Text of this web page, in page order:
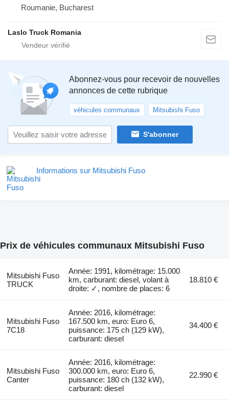
Roumanie, Bucharest
Laslo Truck Romania
Abonnez-vous pour recevoir de nouvelles
annonces de cette rubrique
véhicules communaux Mitsubishi Fuso
S'abonner
Informations sur Mitsubishi Fuso
Prix de véhicules communaux Mitsubishi Fuso
Mitsubishi Fuso
TRUCK
Année: 1991, kilométrage: 15.000
km, carburant: diesel, volant à
droite: ✓, nombre de places: 6
18.810 €
Mitsubishi Fuso
7C18
Année: 2016, kilométrage:
167.500 km, euro: Euro 6,
puissance: 175 ch (129 kW),
carburant: diesel
34.400 €
Mitsubishi Fuso
Canter
Année: 2016, kilométrage:
300.000 km, euro: Euro 6,
puissance: 180 ch (132 kW),
carburant: diesel
22.990 €